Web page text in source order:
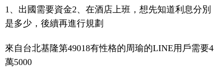
1、出國需要資金2、在酒店上班，想先知道利息分別
是多少，後續再進行規劃
來自台北基隆第49018有性格的周瑜的LINE用戶需要4
萬5000